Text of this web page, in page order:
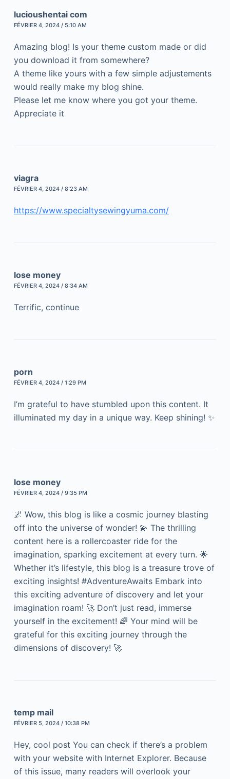
lucioushentai com
FÉVRIER 4, 2024 / 5:10 AM
Amazing blog! Is your theme custom made or did
you download it from somewhere?
A theme like yours with a few simple adjustements
would really make my blog shine.
Please let me know where you got your theme.
Appreciate it
viagra
FÉVRIER 4, 2024 / 8:23 AM
https://www.specialtysewingyuma.com/
lose money
FÉVRIER 4, 2024 / 8:34 AM
Terrific, continue
porn
FÉVRIER 4, 2024 / 1:29 PM
I’m grateful to have stumbled upon this content. It
illuminated my day in a unique way. Keep shining! ✨
lose money
FÉVRIER 4, 2024 / 9:35 PM
🌌 Wow, this blog is like a cosmic journey blasting
off into the universe of wonder! 💫 The thrilling
content here is a rollercoaster ride for the
imagination, sparking excitement at every turn. 🌟
Whether it’s lifestyle, this blog is a treasure trove of
exciting insights! #AdventureAwaits Embark into
this exciting adventure of discovery and let your
imagination roam! 🚀 Don’t just read, immerse
yourself in the excitement! 🌈 Your mind will be
grateful for this exciting journey through the
dimensions of discovery! 🚀
temp mail
FÉVRIER 5, 2024 / 10:38 PM
Hey, cool post You can check if there’s a problem
with your website with Internet Explorer. Because
of this issue, many readers will overlook your